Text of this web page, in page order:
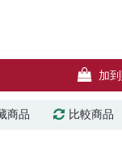
加
商品 比較商品